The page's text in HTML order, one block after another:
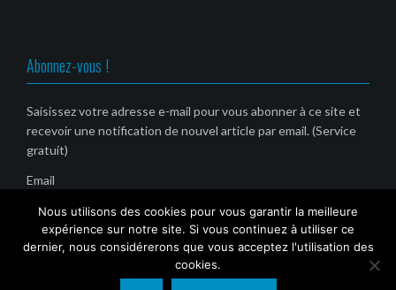
Abonnez-vous !
Saisissez votre adresse e-mail pour vous abonner à ce site et
recevoir une notification de nouvel article par email. (Service
gratuit)
Email
Nous utilisons des cookies pour vous garantir la meilleure
expérience sur notre site. Si vous continuez à utiliser ce
dernier, nous considérerons que vous acceptez l'utilisation des
cookies.